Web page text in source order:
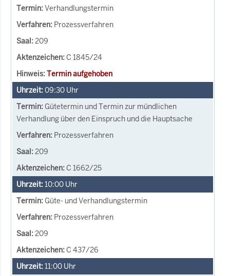
Verhandlungstermin
Prozessverfahren
209
C 1845/24
Termin aufgehoben
09:30 Uhr
Gütetermin und Termin zur mündlichen
Verhandlung über den Einspruch und die Hauptsache
Prozessverfahren
209
C 1662/25
10:00 Uhr
Güte- und Verhandlungstermin
Prozessverfahren
209
C 437/26
11:00 Uhr